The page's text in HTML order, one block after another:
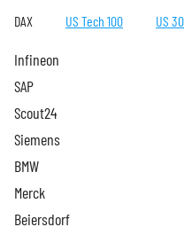
DAX US Tech 100 US 30
Infineon
SAP
Scout24
Siemens
BMW
Merck
Beiersdorf